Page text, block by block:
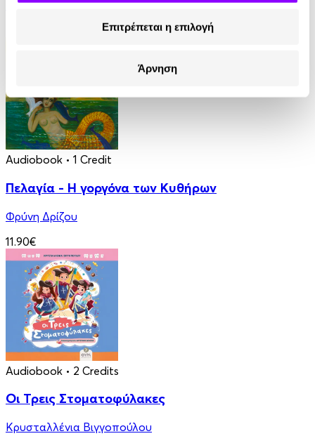
Επιτρέπεται η επιλογή
Άρνηση
Στέλλα Κάσδαγλη
Audiobook • 1 Credit
Πελαγία - Η γοργόνα των Κυθήρων
Φρύνη Δρίζου
11.90€
Audiobook • 2 Credits
Οι Τρεις Στοματοφύλακες
Κρυσταλλένια Βιγγοπούλου